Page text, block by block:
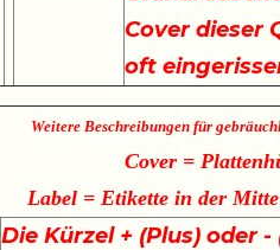
Cover dieser
oft
Weitere Beschreibungen für
Cover =
Label = Etikette in der
Die Kürzel + (Plus) oder